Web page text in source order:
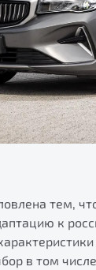
тем,
к
в том